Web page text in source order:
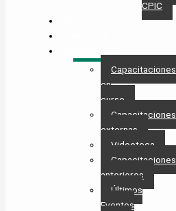
CPIC
Capacitaciones
en
curso
Capacitaciones
externas
Videoteca
Capacitaciones
anteriores
Últimos
Eventos